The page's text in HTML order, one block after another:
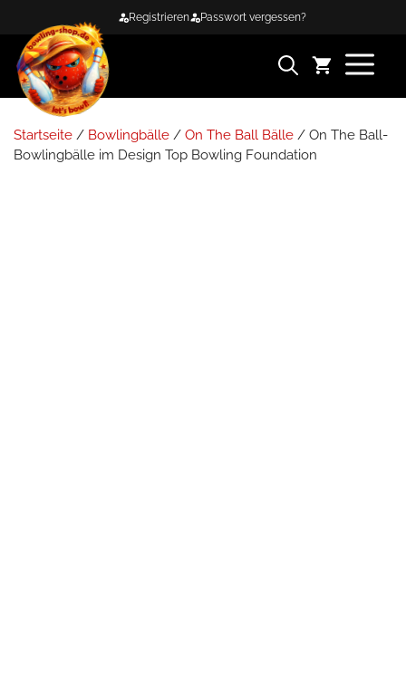
springen
Registrieren Passwort vergessen?
Startseite / Bowlingbälle / On The Ball Bälle / On The Ball-
Bowlingbälle im Design Top Bowling Foundation